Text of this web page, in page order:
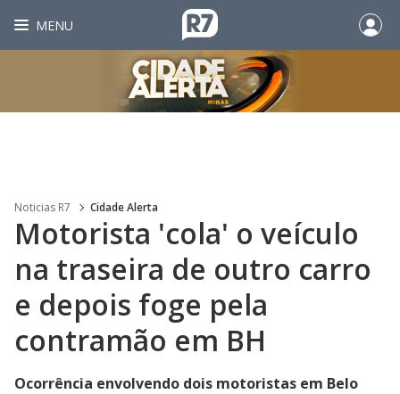
MENU
Noticias R7 Cidade Alerta
Motorista 'cola' o veículo
na traseira de outro carro
e depois foge pela
contramão em BH
Ocorrência envolvendo dois motoristas em Belo